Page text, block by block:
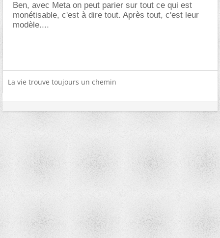
Ben, avec Meta on peut parier sur tout ce qui est
monétisable, c'est à dire tout. Après tout, c'est leur
modèle....
La vie trouve toujours un chemin